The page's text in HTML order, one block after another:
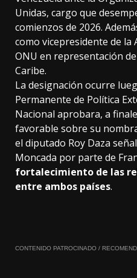
Unidas, cargo que
comienzos de 2026.
como vicepresidente de la
ONU en representación
Caribe.
La designación ocurre
Permanente de Política
Nacional aprobara, a
favorable sobre su
el diputado Roy Daza
Moncada por parte de
fortalecimiento de las
entre ambos países.
CONTENIDO PATROCINADO /